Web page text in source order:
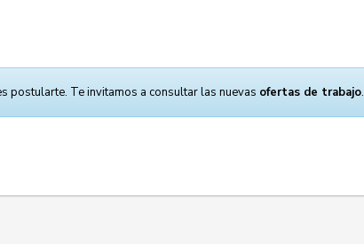
postularte. Te invitamos a consultar las nuevas ofertas de trabajo.